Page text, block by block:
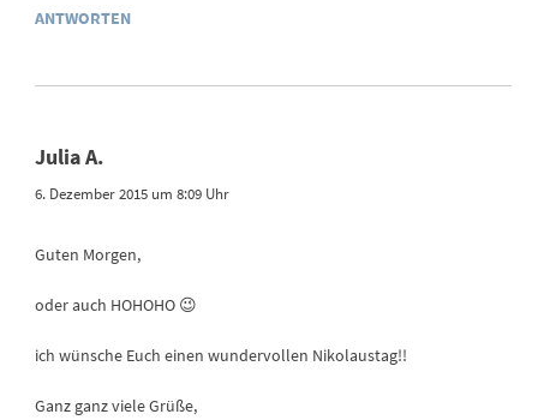
ANTWORTEN
Julia A.
6. Dezember 2015 um 8:09 Uhr
Guten Morgen,
oder auch HOHOHO 😉
ich wünsche Euch einen wundervollen Nikolaustag!!
Ganz ganz viele Grüße,